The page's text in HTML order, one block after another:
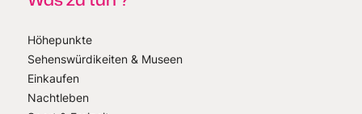
Höhepunkte
Sehenswürdikeiten & Museen
Einkaufen
Nachtleben